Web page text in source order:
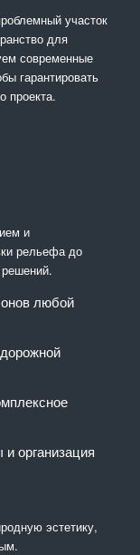
участок
для
современные
гарантировать
проекта.
и
рельефа до
любой
организация
эстетику,